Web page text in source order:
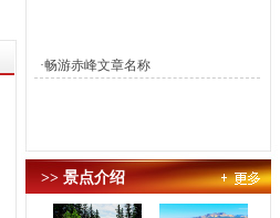
·畅游赤峰文章名称
>> 景点介绍